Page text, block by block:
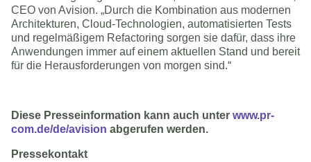
CEO von Avision. „Durch die Kombination aus modernen
Architekturen, Cloud-Technologien, automatisierten Tests
und regelmäßigem Refactoring sorgen sie dafür, dass ihre
Anwendungen immer auf einem aktuellen Stand und bereit
für die Herausforderungen von morgen sind.“
Diese Presseinformation kann auch unter www.pr-
com.de/de/avision abgerufen werden.
Pressekontakt